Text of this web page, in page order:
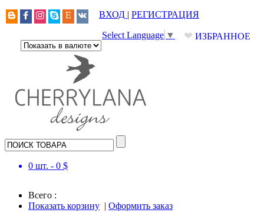
ВХОД | РЕГИСТРАЦИЯ
❤ ИЗБРАННОЕ
Select Language ▼
0 шт. - 0 $
Всего :
Показать корзину | Оформить заказ